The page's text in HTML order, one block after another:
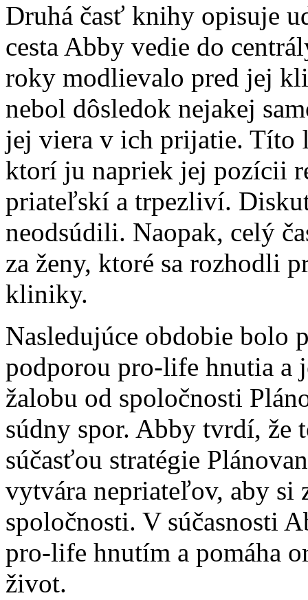
Druhá časť knihy opisuje
cesta Abby vedie do
roky modlievalo pred jej
nebol dôsledok nejakej
jej viera v ich prijatie. Títo
ktorí ju napriek jej pozícii
priateľskí a trpezliví.
neodsúdili. Naopak, celý
za ženy, ktoré sa rozhodli
kliniky.
Nasledujúce obdobie bolo
podporou pro-life hnutia a
žalobu od spoločnosti
súdny spor. Abby tvrdí, že
súčasťou stratégie
vytvára nepriateľov, aby si
spoločnosti. V súčasnosti
pro-life hnutím a pomáha
život.